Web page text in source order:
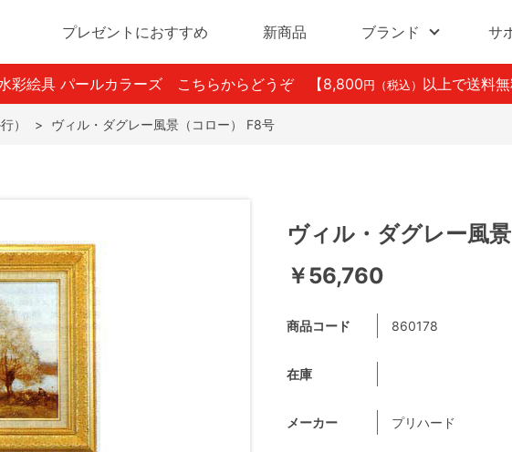
プレゼントにおすすめ 新商品 ブランド サ
彩絵具 パールカラーズ こちらからどうぞ 【8,800 円（税込） 以上で送料無
） > ヴィル・ダグレー風景（コロー） F8号
ヴィル・ダグレー風
￥56,760
商品コード 860178
在庫
メーカー プリハード